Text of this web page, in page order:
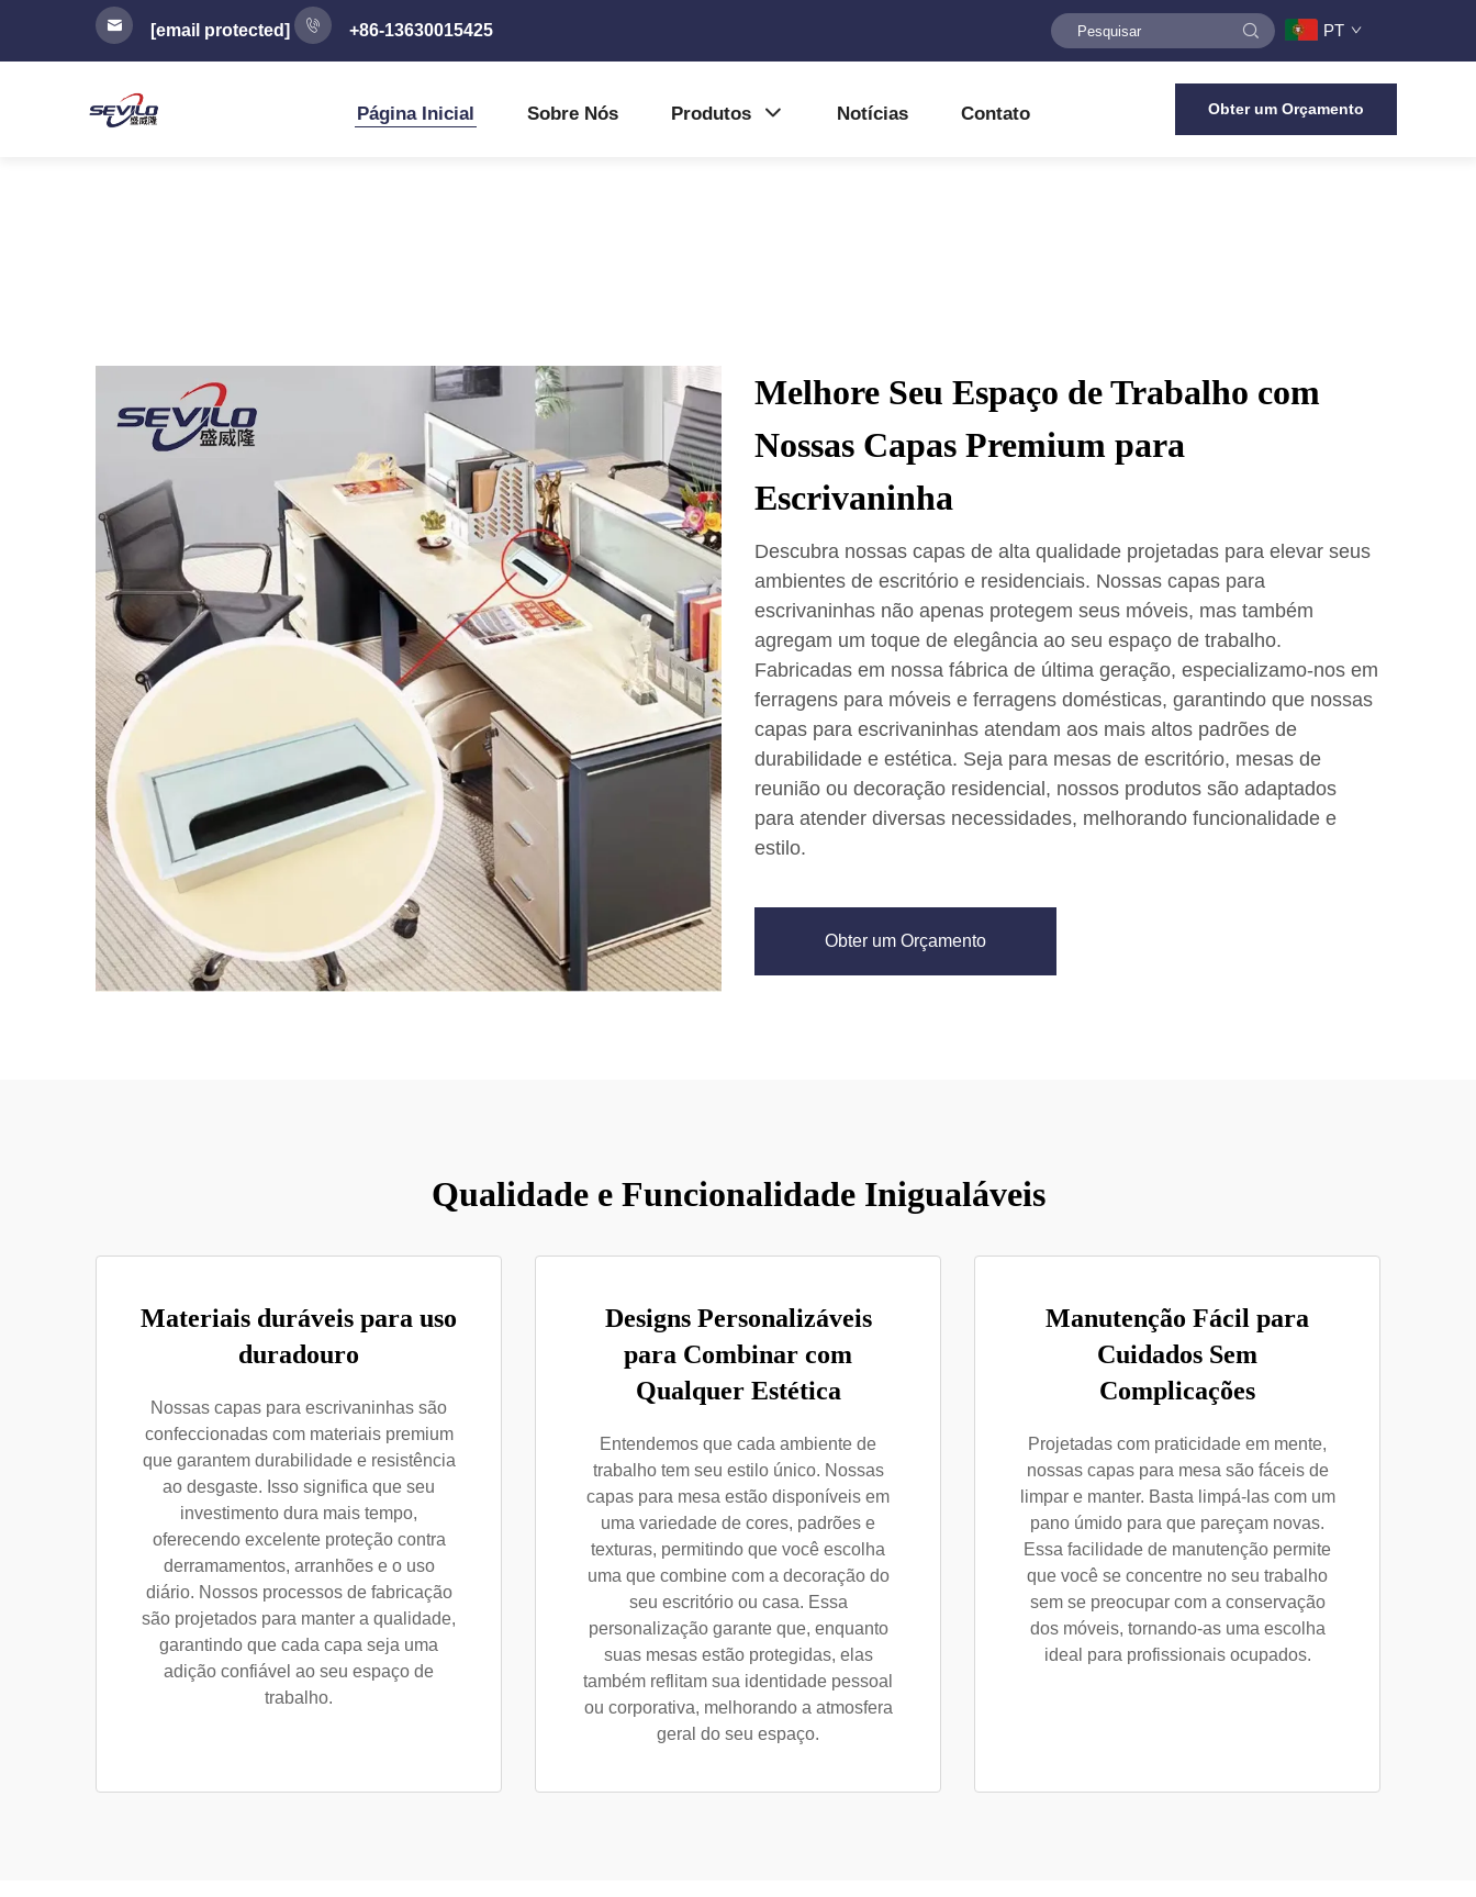
[email protected] +86-13630015425 PT
Página Inicial Sobre Nós Produtos Notícias Contato Obter um Orçamento
Melhore Seu Espaço de Trabalho com
Nossas Capas Premium para
Escrivaninha
Descubra nossas capas de alta qualidade projetadas para elevar seus
ambientes de escritório e residenciais. Nossas capas para
escrivaninhas não apenas protegem seus móveis, mas também
agregam um toque de elegância ao seu espaço de trabalho.
Fabricadas em nossa fábrica de última geração, especializamo-nos em
ferragens para móveis e ferragens domésticas, garantindo que nossas
capas para escrivaninhas atendam aos mais altos padrões de
durabilidade e estética. Seja para mesas de escritório, mesas de
reunião ou decoração residencial, nossos produtos são adaptados
para atender diversas necessidades, melhorando funcionalidade e
estilo.
Obter um Orçamento
Qualidade e Funcionalidade Inigualáveis
Materiais duráveis para uso
duradouro
Nossas capas para escrivaninhas são
confeccionadas com materiais premium
que garantem durabilidade e resistência
ao desgaste. Isso significa que seu
investimento dura mais tempo,
oferecendo excelente proteção contra
derramamentos, arranhões e o uso
diário. Nossos processos de fabricação
são projetados para manter a qualidade,
garantindo que cada capa seja uma
adição confiável ao seu espaço de
trabalho.
Designs Personalizáveis
para Combinar com
Qualquer Estética
Entendemos que cada ambiente de
trabalho tem seu estilo único. Nossas
capas para mesa estão disponíveis em
uma variedade de cores, padrões e
texturas, permitindo que você escolha
uma que combine com a decoração do
seu escritório ou casa. Essa
personalização garante que, enquanto
suas mesas estão protegidas, elas
também reflitam sua identidade pessoal
ou corporativa, melhorando a atmosfera
geral do seu espaço.
Manutenção Fácil para
Cuidados Sem
Complicações
Projetadas com praticidade em mente,
nossas capas para mesa são fáceis de
limpar e manter. Basta limpá-las com um
pano úmido para que pareçam novas.
Essa facilidade de manutenção permite
que você se concentre no seu trabalho
sem se preocupar com a conservação
dos móveis, tornando-as uma escolha
ideal para profissionais ocupados.